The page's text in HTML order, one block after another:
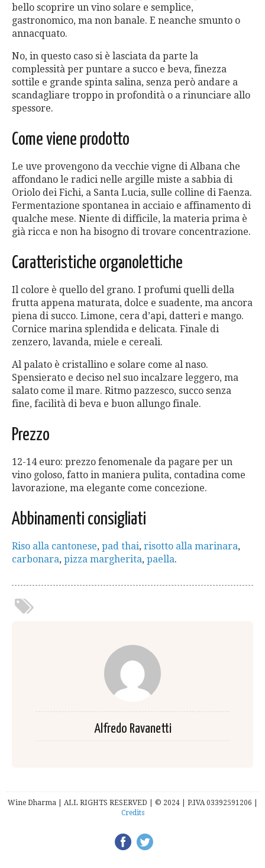
bello scoprire un vino solare e semplice,
gastronomico, ma non banale. E neanche smunto o
annacquato.
No, in questo caso si è lasciata da parte la
complessità per puntare a succo e beva, finezza
sottile e grande spinta salina, senza però andare a
scandagliare troppo in profondità o a rinunciare allo
spessore.
Come viene prodotto
Le uve provengono da vecchie vigne di Albana che
affondano le radici nelle argille miste a sabbia di
Oriolo dei Fichi, a Santa Lucia, sulle colline di Faenza.
Fermentazione spontanea in acciaio e affinamento di
qualche mese. Niente di difficile, la materia prima è
già ricca e non ha bisogno di trovare concentrazione.
Caratteristiche organolettiche
Il colore è quello del grano. I profumi quelli della
frutta appena maturata, dolce e suadente, ma ancora
piena di succo. Limone, cera d’api, datteri e mango.
Cornice marina splendida e delicata. Finale di
zenzero, lavanda, miele e cereali.
Al palato è cristallino e solare come al naso.
Spensierato e deciso nel suo incalzare leggero, ma
salato come il mare. Ritmo pazzesco, succo senza
fine, facilità di beva e buon allungo finale.
Prezzo
12-14 euro: prezzo fenomenale da pagare per un
vino goloso, fatto in maniera pulita, contadina come
lavorazione, ma elegante come concezione.
Abbinamenti consigliati
Riso alla cantonese, pad thai, risotto alla marinara,
carbonara, pizza margherita, paella.
Alfredo Ravanetti
Wine Dharma | ALL RIGHTS RESERVED | © 2024 | P.IVA 03392591206 |
Credits